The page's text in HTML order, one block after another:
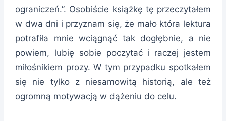
ograniczeń.”. Osobiście książkę tę przeczytałem
w dwa dni i przyznam się, że mało która lektura
potrafiła mnie wciągnąć tak dogłębnie, a nie
powiem, lubię sobie poczytać i raczej jestem
miłośnikiem prozy. W tym przypadku spotkałem
się nie tylko z niesamowitą historią, ale też
ogromną motywacją w dążeniu do celu.